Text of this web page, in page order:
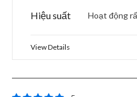
Hiệu suất Hoạt động
View Details